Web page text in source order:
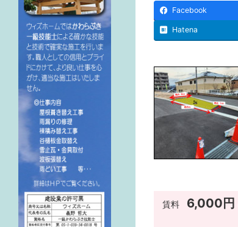
Facebook
Hatena
賃料 6,000円